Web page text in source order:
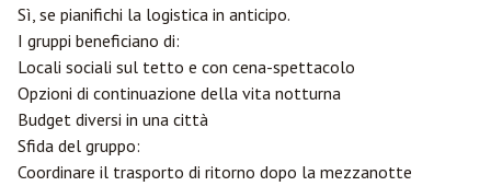
Sì, se pianifichi la logistica in anticipo.
I gruppi beneficiano di:
Locali sociali sul tetto e con cena-spettacolo
Opzioni di continuazione della vita notturna
Budget diversi in una città
Sfida del gruppo:
Coordinare il trasporto di ritorno dopo la mezzanotte